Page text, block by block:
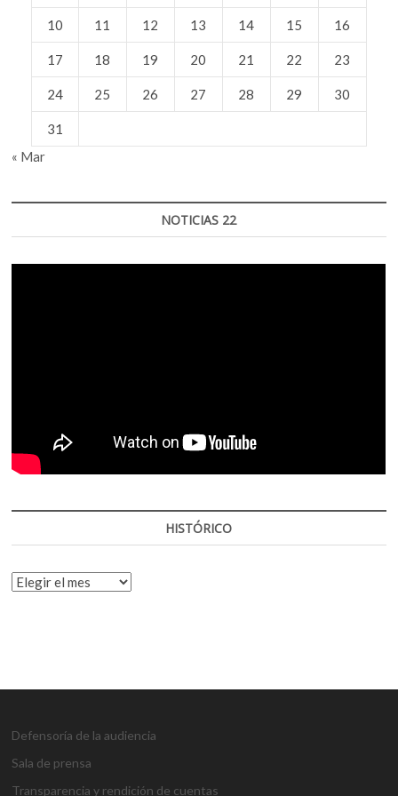
10 11 12 13 14 15 16
17 18 19 20 21 22 23
24 25 26 27 28 29 30
31
« Mar
NOTICIAS 22
HISTÓRICO
HISTÓRICO
Defensoría de la audiencia
Sala de prensa
Transparencia y rendición de cuentas